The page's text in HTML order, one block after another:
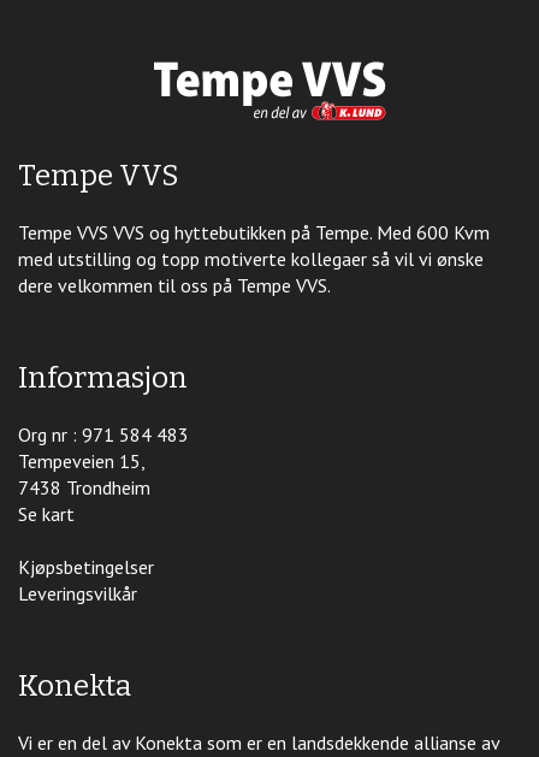
Tempe VVS
Tempe VVS VVS og hyttebutikken på Tempe. Med 600 Kvm
med utstilling og topp motiverte kollegaer så vil vi ønske
dere velkommen til oss på Tempe VVS.
Informasjon
Org nr : 971 584 483
Tempeveien 15,
7438 Trondheim
Se kart
Kjøpsbetingelser
Leveringsvilkår
Konekta
Vi er en del av Konekta som er en landsdekkende allianse av